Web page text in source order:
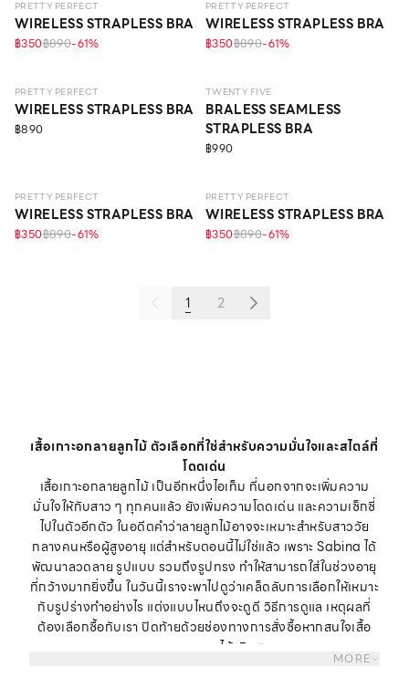
PRETTY PERFECT
WIRELESS STRAPLESS BRA
฿350฿890-61%
PRETTY PERFECT
WIRELESS STRAPLESS BRA
฿350฿890-61%
LEVEL 1
PRETTY PERFECT
WIRELESS STRAPLESS BRA
฿890
LEVEL 2
TWENTY FIVE
BRALESS SEAMLESS
STRAPLESS BRA
฿990
PRETTY PERFECT
WIRELESS STRAPLESS BRA
฿350฿890-61%
LEVEL 1
PRETTY PERFECT
WIRELESS STRAPLESS BRA
฿350฿890-61%
1 2
เสื้อเกาะอกลายลูกไม้ ตัวเลือกที่ใช่สำหรับความมั่นใจและสไตล์ที่
โดดเด่น
เสื้อเกาะอกลายลูกไม้ เป็นอีกหนึ่งไอเท็ม ที่นอกจากจะเพิ่มความ
มั่นใจให้กับสาว ๆ ทุกคนแล้ว ยังเพิ่มความโดดเด่น และความเซ็กซี่
ไปในตัวอีกตัว ในอดีตคำว่าลายลูกไม้อาจจะเหมาะสำหรับสาววัย
กลางคนหรือผู้สูงอายุ แต่สำหรับตอนนี้ไม่ใช่แล้ว เพราะ Sabina ได้
พัฒนาลวดลาย รูปแบบ รวมถึงรูปทรง ทำให้สามารถใส่ในช่วงอายุ
ที่กว้างมากยิ่งขึ้น ในวันนี้เราจะพาไปดูว่าเคล็ดลับการเลือกให้เหมาะ
กับรูปร่างทำอย่างไร แต่งแบบไหนถึงจะดูดี วิธีการดูแล เหตุผลที่
ต้องเลือกซื้อกับเรา ปิดท้ายด้วยช่องทางการสั่งซื้อหากสนใจเสื้อ
เกาะอกลายลูกไม้จริง ๆ
เสื้อเกาะอกลายลูกไม้ เสน่ห์ของแฟชั่นที่ไม่มีวันตกยุคMORE